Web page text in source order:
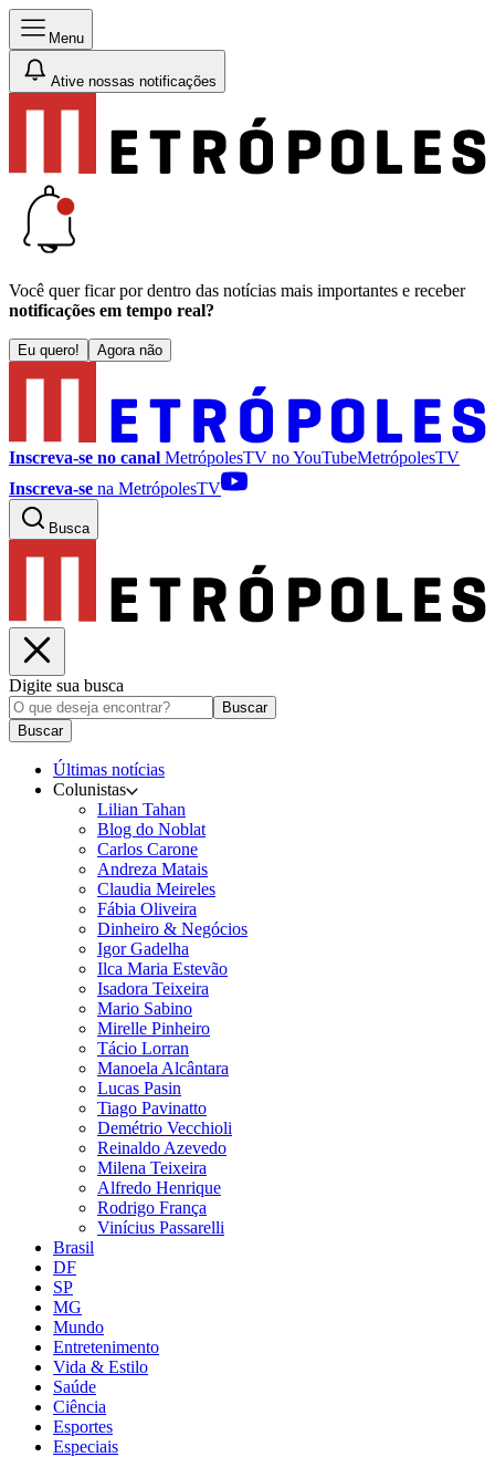
Menu
Ative nossas notificações
Você quer ficar por dentro das notícias mais importantes e receber
notificações em tempo real?
Eu quero! Agora não
Inscreva-se no canal MetrópolesTV noYouTubeMetrópolesTV
Inscreva-se na MetrópolesTV
Busca
Digite sua busca
Buscar
Buscar
Últimas notícias
Colunistas
Lilian Tahan
Blog do Noblat
Carlos Carone
Andreza Matais
Claudia Meireles
Fábia Oliveira
Dinheiro & Negócios
Igor Gadelha
Ilca Maria Estevão
Isadora Teixeira
Mario Sabino
Mirelle Pinheiro
Tácio Lorran
Manoela Alcântara
Lucas Pasin
Tiago Pavinatto
Demétrio Vecchioli
Reinaldo Azevedo
Milena Teixeira
Alfredo Henrique
Rodrigo França
Vinícius Passarelli
Brasil
DF
SP
MG
Mundo
Entretenimento
Vida & Estilo
Saúde
Ciência
Esportes
Especiais